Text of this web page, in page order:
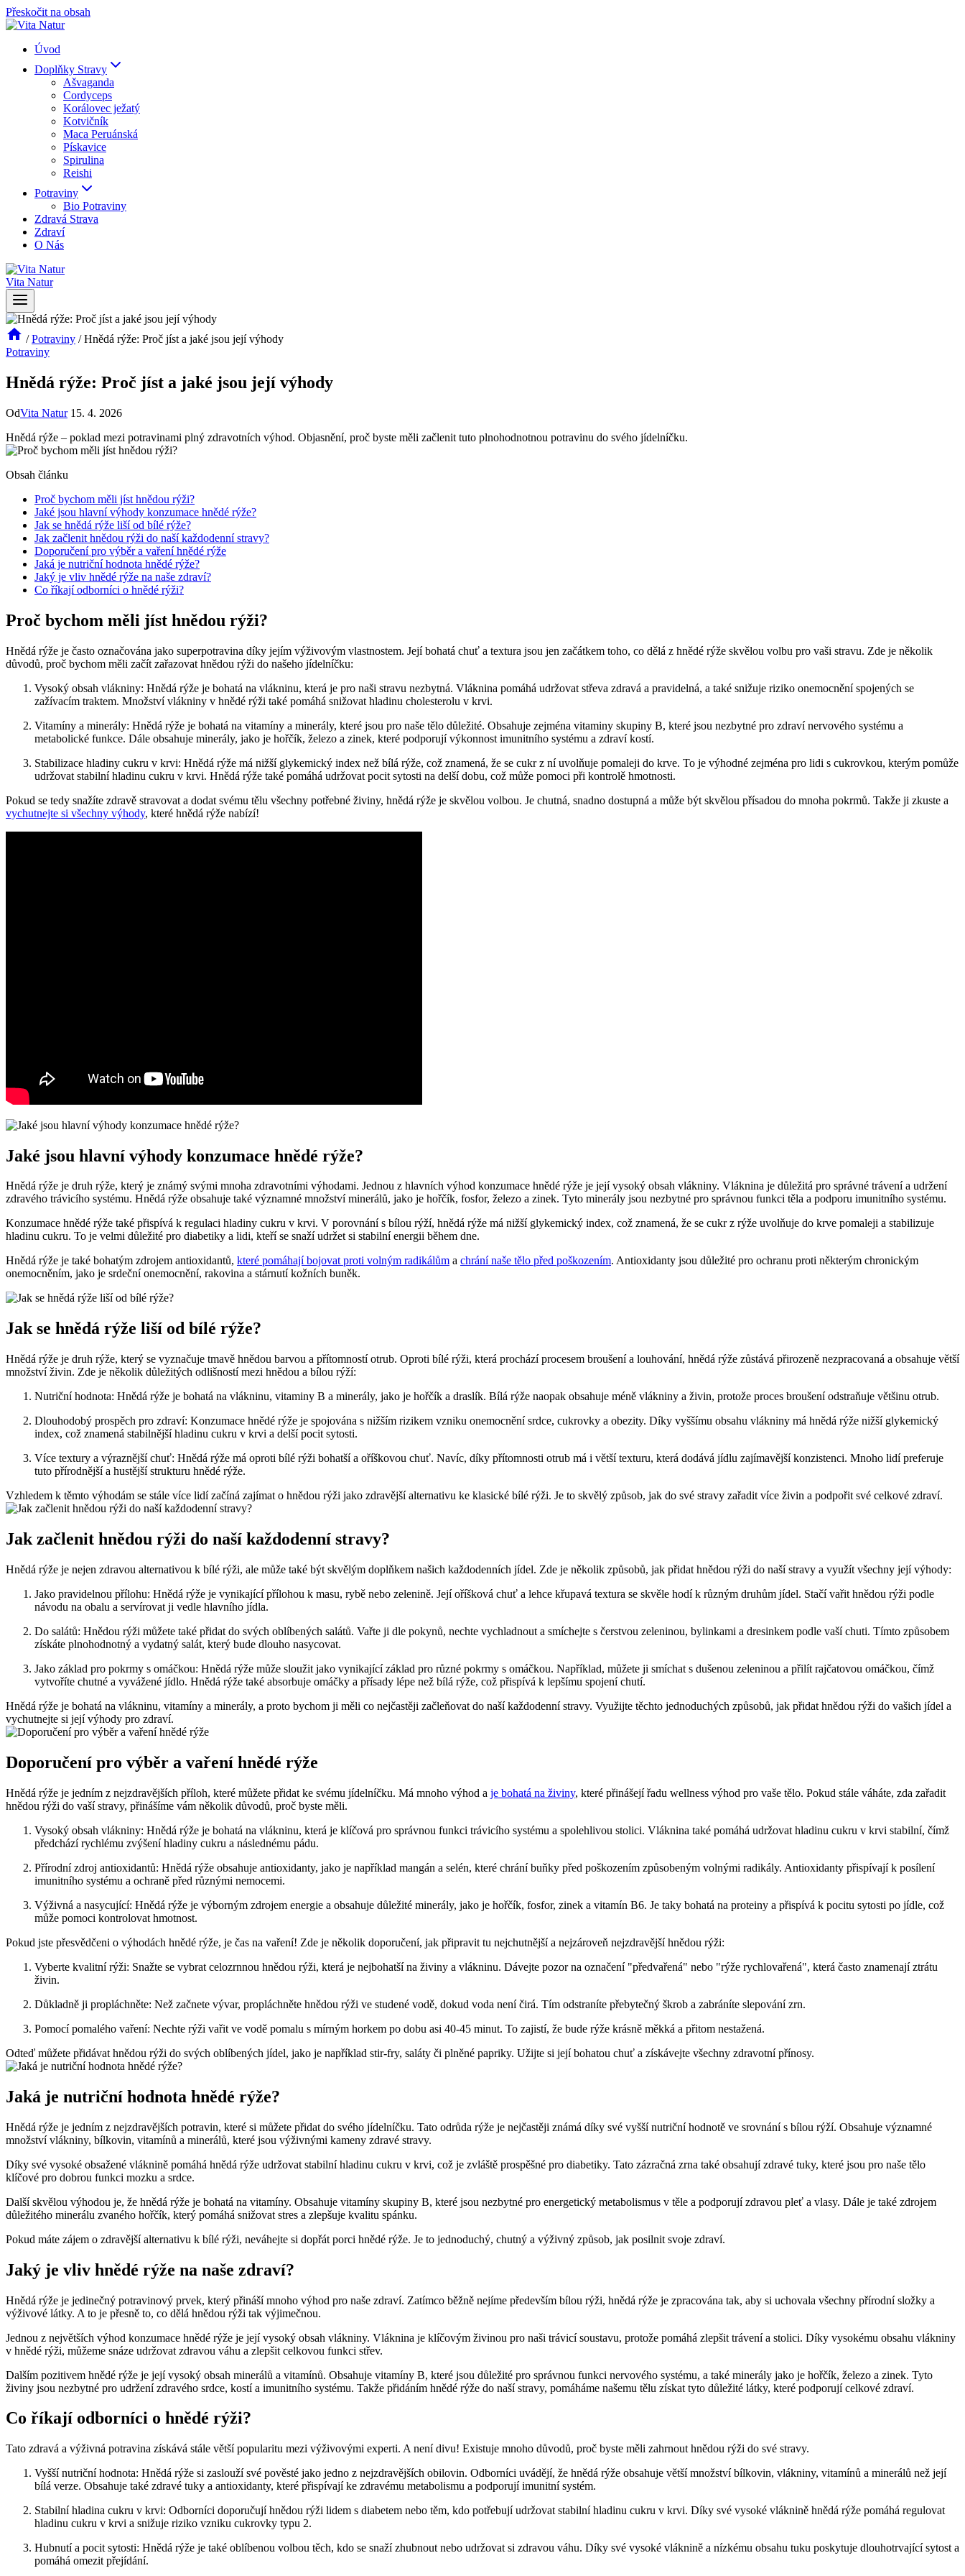
Přeskočit na obsah
Úvod
Doplňky Stravy
Ašvaganda
Cordyceps
Korálovec ježatý
Kotvičník
Maca Peruánská
Pískavice
Spirulina
Reishi
Potraviny
Bio Potraviny
Zdravá Strava
Zdraví
O Nás
Vita Natur
/ Potraviny / Hnědá rýže: Proč jíst a jaké jsou její výhody
Potraviny
Hnědá rýže: Proč jíst a jaké jsou její výhody
OdVita Natur 15. 4. 2026
Hnědá rýže – poklad mezi potravinami plný zdravotních výhod. Objasnění, proč byste měli začlenit tuto plnohodnotnou potravinu do svého jídelníčku.
Obsah článku
Proč bychom měli jíst hnědou rýži?
Jaké jsou hlavní výhody konzumace hnědé rýže?
Jak se hnědá rýže liší od bílé rýže?
Jak začlenit hnědou rýži do naší každodenní stravy?
Doporučení pro výběr a vaření hnědé rýže
Jaká je nutriční hodnota hnědé rýže?
Jaký je vliv hnědé rýže na naše zdraví?
Co říkají odborníci o hnědé rýži?
Proč bychom měli jíst hnědou rýži?
Hnědá rýže je často označována jako superpotravina díky jejím výživovým vlastnostem. Její bohatá chuť a textura jsou jen začátkem toho, co dělá z hnědé rýže skvělou volbu pro vaši stravu. Zde je několik
důvodů, proč bychom měli začít zařazovat hnědou rýži do našeho jídelníčku:
Vysoký obsah vlákniny: Hnědá rýže je bohatá na vlákninu, která je pro naši stravu nezbytná. Vláknina pomáhá udržovat střeva zdravá a pravidelná, a také snižuje riziko onemocnění spojených se
zažívacím traktem. Množství vlákniny v hnědé rýži také pomáhá snižovat hladinu cholesterolu v krvi.
Vitamíny a minerály: Hnědá rýže je bohatá na vitamíny a minerály, které jsou pro naše tělo důležité. Obsahuje zejména vitaminy skupiny B, které jsou nezbytné pro zdraví nervového systému a
metabolické funkce. Dále obsahuje minerály, jako je hořčík, železo a zinek, které podporují výkonnost imunitního systému a zdraví kostí.
Stabilizace hladiny cukru v krvi: Hnědá rýže má nižší glykemický index než bílá rýže, což znamená, že se cukr z ní uvolňuje pomaleji do krve. To je výhodné zejména pro lidi s cukrovkou, kterým pomůže
udržovat stabilní hladinu cukru v krvi. Hnědá rýže také pomáhá udržovat pocit sytosti na delší dobu, což může pomoci při kontrolě hmotnosti.
Pokud se tedy snažíte zdravě stravovat a dodat svému tělu všechny potřebné živiny, hnědá rýže je skvělou volbou. Je chutná, snadno dostupná a může být skvělou přísadou do mnoha pokrmů. Takže ji zkuste a
vychutnejte si všechny výhody, které hnědá rýže nabízí!
Jaké jsou hlavní výhody konzumace hnědé rýže?
Hnědá rýže je druh rýže, který je známý svými mnoha zdravotními výhodami. Jednou z hlavních výhod konzumace hnědé rýže je její vysoký obsah vlákniny. Vláknina je důležitá pro správné trávení a udržení
zdravého trávicího systému. Hnědá rýže obsahuje také významné množství minerálů, jako je hořčík, fosfor, železo a zinek. Tyto minerály jsou nezbytné pro správnou funkci těla a podporu imunitního systému.
Konzumace hnědé rýže také přispívá k regulaci hladiny cukru v krvi. V porovnání s bílou rýží, hnědá rýže má nižší glykemický index, což znamená, že se cukr z rýže uvolňuje do krve pomaleji a stabilizuje
hladinu cukru. To je velmi důležité pro diabetiky a lidi, kteří se snaží udržet si stabilní energii během dne.
Hnědá rýže je také bohatým zdrojem antioxidantů, které pomáhají bojovat proti volným radikálům a chrání naše tělo před poškozením. Antioxidanty jsou důležité pro ochranu proti některým chronickým
onemocněním, jako je srdeční onemocnění, rakovina a stárnutí kožních buněk.
Jak se hnědá rýže liší od bílé rýže?
Hnědá rýže je druh rýže, který se vyznačuje tmavě hnědou barvou a přítomností otrub. Oproti bílé rýži, která prochází procesem broušení a louhování, hnědá rýže zůstává přirozeně nezpracovaná a obsahuje větší
množství živin. Zde je několik důležitých odlišností mezi hnědou a bílou rýží:
Nutriční hodnota: Hnědá rýže je bohatá na vlákninu, vitaminy B a minerály, jako je hořčík a draslík. Bílá rýže naopak obsahuje méně vlákniny a živin, protože proces broušení odstraňuje většinu otrub.
Dlouhodobý prospěch pro zdraví: Konzumace hnědé rýže je spojována s nižším rizikem vzniku onemocnění srdce, cukrovky a obezity. Díky vyššímu obsahu vlákniny má hnědá rýže nižší glykemický
index, což znamená stabilnější hladinu cukru v krvi a delší pocit sytosti.
Více textury a výraznější chuť: Hnědá rýže má oproti bílé rýži bohatší a oříškovou chuť. Navíc, díky přítomnosti otrub má i větší texturu, která dodává jídlu zajímavější konzistenci. Mnoho lidí preferuje
tuto přírodnější a hustější strukturu hnědé rýže.
Vzhledem k těmto výhodám se stále více lidí začíná zajímat o hnědou rýži jako zdravější alternativu ke klasické bílé rýži. Je to skvělý způsob, jak do své stravy zařadit více živin a podpořit své celkové zdraví.
Jak začlenit hnědou rýži do naší každodenní stravy?
Hnědá rýže je nejen zdravou alternativou k bílé rýži, ale může také být skvělým doplňkem našich každodenních jídel. Zde je několik způsobů, jak přidat hnědou rýži do naší stravy a využít všechny její výhody:
Jako pravidelnou přílohu: Hnědá rýže je vynikající přílohou k masu, rybě nebo zelenině. Její oříšková chuť a lehce křupavá textura se skvěle hodí k různým druhům jídel. Stačí vařit hnědou rýži podle
návodu na obalu a servírovat ji vedle hlavního jídla.
Do salátů: Hnědou rýži můžete také přidat do svých oblíbených salátů. Vařte ji dle pokynů, nechte vychladnout a smíchejte s čerstvou zeleninou, bylinkami a dresinkem podle vaší chuti. Tímto způsobem
získáte plnohodnotný a vydatný salát, který bude dlouho nasycovat.
Jako základ pro pokrmy s omáčkou: Hnědá rýže může sloužit jako vynikající základ pro různé pokrmy s omáčkou. Například, můžete ji smíchat s dušenou zeleninou a přilít rajčatovou omáčkou, čímž
vytvoříte chutné a vyvážené jídlo. Hnědá rýže také absorbuje omáčky a přísady lépe než bílá rýže, což přispívá k lepšímu spojení chutí.
Hnědá rýže je bohatá na vlákninu, vitamíny a minerály, a proto bychom ji měli co nejčastěji začleňovat do naší každodenní stravy. Využijte těchto jednoduchých způsobů, jak přidat hnědou rýži do vašich jídel a
vychutnejte si její výhody pro zdraví.
Doporučení pro výběr a vaření hnědé rýže
Hnědá rýže je jedním z nejzdravějších příloh, které můžete přidat ke svému jídelníčku. Má mnoho výhod a je bohatá na živiny, které přinášejí řadu wellness výhod pro vaše tělo. Pokud stále váháte, zda zařadit
hnědou rýži do vaší stravy, přinášíme vám několik důvodů, proč byste měli.
Vysoký obsah vlákniny: Hnědá rýže je bohatá na vlákninu, která je klíčová pro správnou funkci trávicího systému a spolehlivou stolici. Vláknina také pomáhá udržovat hladinu cukru v krvi stabilní, čímž
předchází rychlému zvýšení hladiny cukru a následnému pádu.
Přírodní zdroj antioxidantů: Hnědá rýže obsahuje antioxidanty, jako je například mangán a selén, které chrání buňky před poškozením způsobeným volnými radikály. Antioxidanty přispívají k posílení
imunitního systému a ochraně před různými nemocemi.
Výživná a nasycující: Hnědá rýže je výborným zdrojem energie a obsahuje důležité minerály, jako je hořčík, fosfor, zinek a vitamín B6. Je taky bohatá na proteiny a přispívá k pocitu sytosti po jídle, což
může pomoci kontrolovat hmotnost.
Pokud jste přesvědčeni o výhodách hnědé rýže, je čas na vaření! Zde je několik doporučení, jak připravit tu nejchutnější a nejzároveň nejzdravější hnědou rýži:
Vyberte kvalitní rýži: Snažte se vybrat celozrnnou hnědou rýži, která je nejbohatší na živiny a vlákninu. Dávejte pozor na označení "předvařená" nebo "rýže rychlovařená", která často znamenají ztrátu
živin.
Důkladně ji propláchněte: Než začnete vývar, propláchněte hnědou rýži ve studené vodě, dokud voda není čirá. Tím odstraníte přebytečný škrob a zabráníte slepování zrn.
Pomocí pomalého vaření: Nechte rýži vařit ve vodě pomalu s mírným horkem po dobu asi 40-45 minut. To zajistí, že bude rýže krásně měkká a přitom nestažená.
Odteď můžete přidávat hnědou rýži do svých oblíbených jídel, jako je například stir-fry, saláty či plněné papriky. Užijte si její bohatou chuť a získávejte všechny zdravotní přínosy.
Jaká je nutriční hodnota hnědé rýže?
Hnědá rýže je jedním z nejzdravějších potravin, které si můžete přidat do svého jídelníčku. Tato odrůda rýže je nejčastěji známá díky své vyšší nutriční hodnotě ve srovnání s bílou rýží. Obsahuje významné
množství vlákniny, bílkovin, vitamínů a minerálů, které jsou výživnými kameny zdravé stravy.
Díky své vysoké obsažené vláknině pomáhá hnědá rýže udržovat stabilní hladinu cukru v krvi, což je zvláště prospěšné pro diabetiky. Tato zázračná zrna také obsahují zdravé tuky, které jsou pro naše tělo
klíčové pro dobrou funkci mozku a srdce.
Další skvělou výhodou je, že hnědá rýže je bohatá na vitamíny. Obsahuje vitamíny skupiny B, které jsou nezbytné pro energetický metabolismus v těle a podporují zdravou pleť a vlasy. Dále je také zdrojem
důležitého minerálu zvaného hořčík, který pomáhá snižovat stres a zlepšuje kvalitu spánku.
Pokud máte zájem o zdravější alternativu k bílé rýži, neváhejte si dopřát porci hnědé rýže. Je to jednoduchý, chutný a výživný způsob, jak posilnit svoje zdraví.
Jaký je vliv hnědé rýže na naše zdraví?
Hnědá rýže je jedinečný potravinový prvek, který přináší mnoho výhod pro naše zdraví. Zatímco běžně nejíme především bílou rýži, hnědá rýže je zpracována tak, aby si uchovala všechny přírodní složky a
výživové látky. A to je přesně to, co dělá hnědou rýži tak výjimečnou.
Jednou z největších výhod konzumace hnědé rýže je její vysoký obsah vlákniny. Vláknina je klíčovým živinou pro naši trávicí soustavu, protože pomáhá zlepšit trávení a stolici. Díky vysokému obsahu vlákniny
v hnědé rýži, můžeme snáze udržovat zdravou váhu a zlepšit celkovou funkci střev.
Dalším pozitivem hnědé rýže je její vysoký obsah minerálů a vitamínů. Obsahuje vitamíny B, které jsou důležité pro správnou funkci nervového systému, a také minerály jako je hořčík, železo a zinek. Tyto
živiny jsou nezbytné pro udržení zdravého srdce, kostí a imunitního systému. Takže přidáním hnědé rýže do naší stravy, pomáháme našemu tělu získat tyto důležité látky, které podporují celkové zdraví.
Co říkají odborníci o hnědé rýži?
Tato zdravá a výživná potravina získává stále větší popularitu mezi výživovými experti. A není divu! Existuje mnoho důvodů, proč byste měli zahrnout hnědou rýži do své stravy.
Vyšší nutriční hodnota: Hnědá rýže si zaslouží své pověsté jako jedno z nejzdravějších obilovin. Odborníci uvádějí, že hnědá rýže obsahuje větší množství bílkovin, vlákniny, vitamínů a minerálů než její
bílá verze. Obsahuje také zdravé tuky a antioxidanty, které přispívají ke zdravému metabolismu a podporují imunitní systém.
Stabilní hladina cukru v krvi: Odborníci doporučují hnědou rýži lidem s diabetem nebo těm, kdo potřebují udržovat stabilní hladinu cukru v krvi. Díky své vysoké vláknině hnědá rýže pomáhá regulovat
hladinu cukru v krvi a snižuje riziko vzniku cukrovky typu 2.
Hubnutí a pocit sytosti: Hnědá rýže je také oblíbenou volbou těch, kdo se snaží zhubnout nebo udržovat si zdravou váhu. Díky své vysoké vláknině a nízkému obsahu tuku poskytuje dlouhotrvající sytost a
pomáhá omezit přejídání.